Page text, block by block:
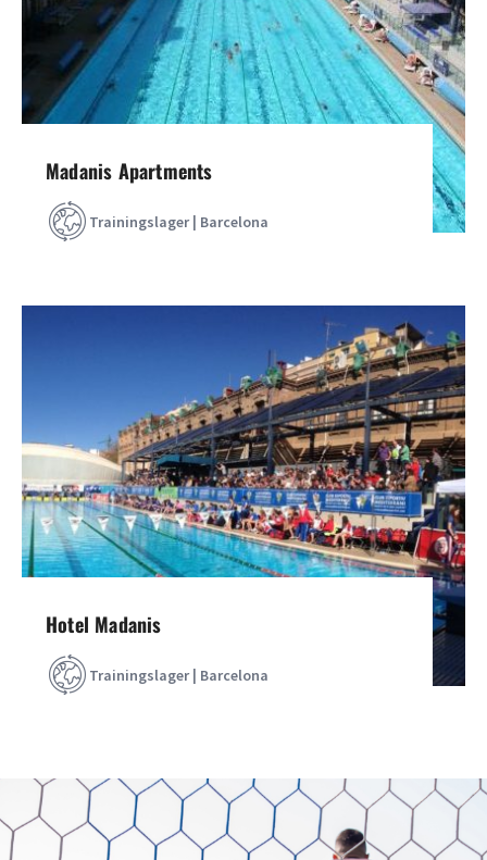
Madanis Apartments
Trainingslager | Barcelona
Hotel Madanis
Trainingslager | Barcelona